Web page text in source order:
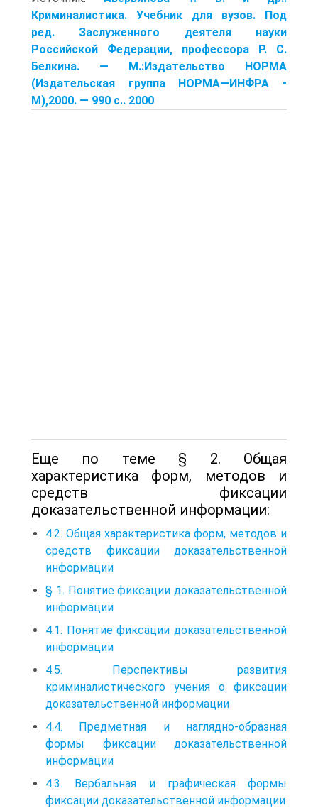
Криминалистика. Учебник для вузов. Под
ред. Заслуженного деятеля науки
Российской Федерации, профессора Р. С.
Белкина. — М.:Издательство НОРМА
(Издательская группа НОРМА—ИНФРА •
М),2000. — 990 с.. 2000
Еще по теме § 2. Общая
характеристика форм, методов и
средств фиксации
доказательственной информации:
4.2. Общая характеристика форм, методов и
средств фиксации доказательственной
информации
§ 1. Понятие фиксации доказательственной
информации
4.1. Понятие фиксации доказательственной
информации
4.5. Перспективы развития
криминалистического учения о фиксации
доказательственной информации
4.4. Предметная и наглядно-образная
формы фиксации доказательственной
информации
4.3. Вербальная и графическая формы
фиксации доказательственной информации